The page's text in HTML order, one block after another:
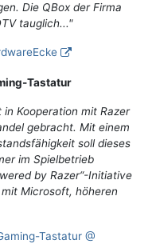
Die QBox der Firma
tauglich..."
Tastatur
Kooperation mit Razer
gebracht. Mit einem
soll dieses
im Spielbetrieb
by Razer“-Initiative
Microsoft, höheren
Tastatur @